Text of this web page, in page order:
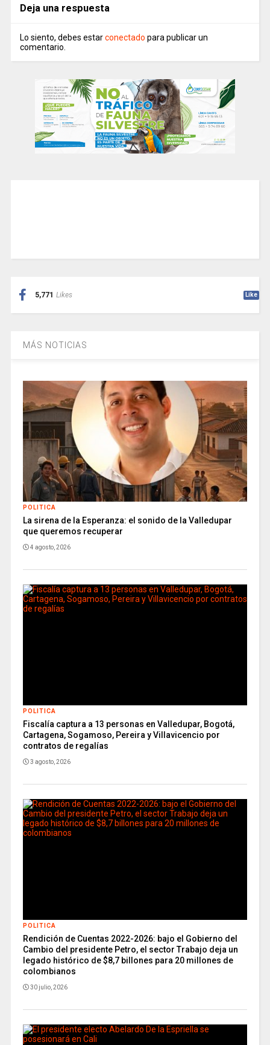
Deja una respuesta
Lo siento, debes estarconectado para publicar un
comentario.
5,771 Likes Like
MÁS NOTICIAS
POLITICA
La sirena de la Esperanza: el sonido de la Valledupar
que queremos recuperar
4 agosto, 2026
POLITICA
Fiscalía captura a 13 personas en Valledupar, Bogotá,
Cartagena, Sogamoso, Pereira y Villavicencio por
contratos de regalías
3 agosto, 2026
POLITICA
Rendición de Cuentas 2022-2026: bajo el Gobierno del
Cambio del presidente Petro, el sector Trabajo deja un
legado histórico de $8,7 billones para 20 millones de
colombianos
30 julio, 2026